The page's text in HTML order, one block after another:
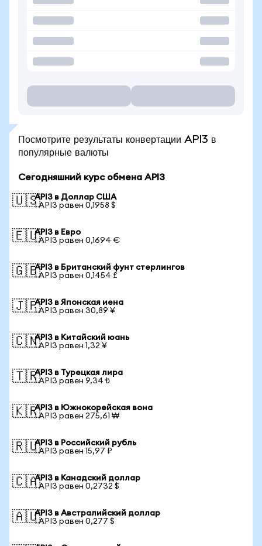
Посмотрите результаты конвертации API3 в
популярные валюты
Сегодняшний курс обмена API3
🇺🇸API3 в Доллар США
1 API3 равен 0,1958 $
🇪🇺API3 в Евро
1 API3 равен 0,1694 €
🇬🇧API3 в Британский фунт стерлингов
1 API3 равен 0,1454 £
🇯🇵API3 в Японская иена
1 API3 равен 30,89 ¥
🇨🇳API3 в Китайский юань
1 API3 равен 1,32 ¥
🇹🇷API3 в Турецкая лира
1 API3 равен 9,34 ₺
🇰🇷API3 в Южнокорейская вона
1 API3 равен 275,61 ₩
🇷🇺API3 в Российский рубль
1 API3 равен 15,97 ₽
🇨🇦API3 в Канадский доллар
1 API3 равен 0,2732 $
🇦🇺API3 в Австралийский доллар
1 API3 равен 0,277 $